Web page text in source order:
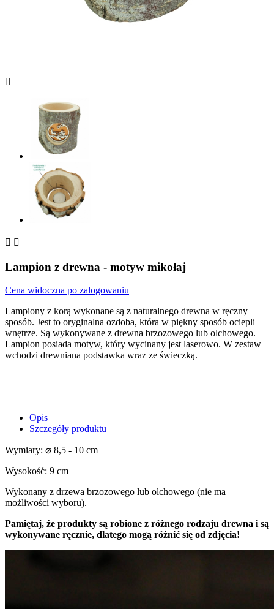

 
Lampion z drewna - motyw mikołaj
Cena widoczna po zalogowaniu
Lampiony z korą wykonane są z naturalnego drewna w ręczny
sposób. Jest to oryginalna ozdoba, która w piękny sposób ociepli
wnętrze. Są wykonywane z drewna brzozowego lub olchowego.
Lampion posiada motyw, który wycinany jest laserowo. W zestaw
wchodzi drewniana podstawka wraz ze świeczką.
Opis
Szczegóły produktu
Wymiary: ⌀ 8,5 - 10 cm
Wysokość: 9 cm
Wykonany z drzewa brzozowego lub olchowego (nie ma
możliwości wyboru).
Pamiętaj, że produkty są robione z różnego rodzaju drewna i są
wykonywane ręcznie, dlatego mogą różnić się od zdjęcia!